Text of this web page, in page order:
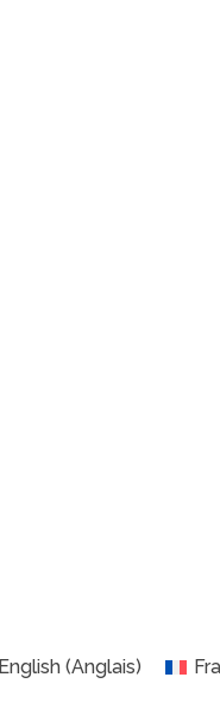
English(Anglais)